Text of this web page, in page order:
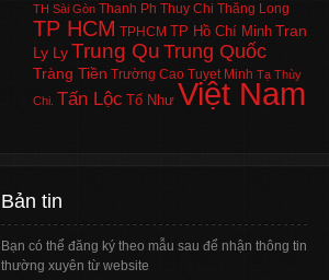
TH Sài Gòn Thanh Ph Thuy Chi Thăng Long
TP HCM TPHCM TP Hồ Chí Minh Tran
Ly LyTrung Qu Trung Quốc
Tràng Tiền Trường Cao Tuyet Minh Tạ Thùy
Chi. Tấn Lộc Tố Như Việt Nam
Bản tin
Bạn có thể đăng ký theo mẫu sau để nhận thông tin
thường xuyên từ website